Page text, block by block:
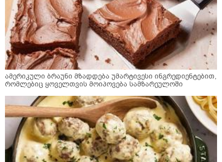
ამერიკული ბრაუნი მზადდება უმარტივესი ინგრედიენტებით,
რომლებიც ყოველთვის მოიპოვება სამზარეულოში